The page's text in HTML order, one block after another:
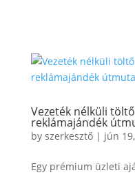
Vezeték nélküli
reklámajándék
by szerkesztő| jún
Egy prémium üzleti